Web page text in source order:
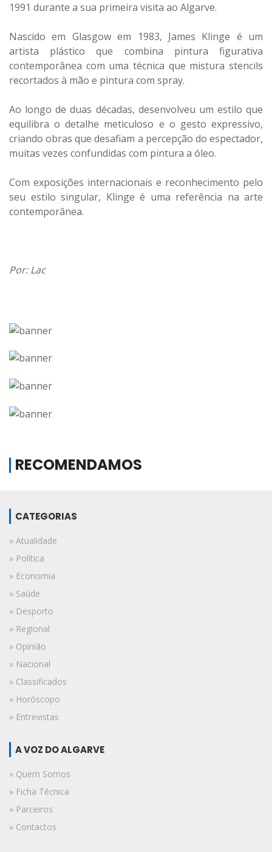
1991 durante a sua primeira visita ao Algarve.
Nascido em Glasgow em 1983, James Klinge é um
artista plástico que combina pintura figurativa
contemporânea com uma técnica que mistura stencils
recortados à mão e pintura com spray.
Ao longo de duas décadas, desenvolveu um estilo que
equilibra o detalhe meticuloso e o gesto expressivo,
criando obras que desafiam a percepção do espectador,
muitas vezes confundidas com pintura a óleo.
Com exposições internacionais e reconhecimento pelo
seu estilo singular, Klinge é uma referência na arte
contemporânea.
Por: Lac
RECOMENDAMOS
CATEGORIAS
» Atualidade
» Política
» Economia
» Saúde
» Desporto
» Regional
» Opinião
» Nacional
» Classificados
» Horóscopo
» Entrevistas
A VOZ DO ALGARVE
» Quem Somos
» Ficha Técnica
» Parceiros
» Contactos